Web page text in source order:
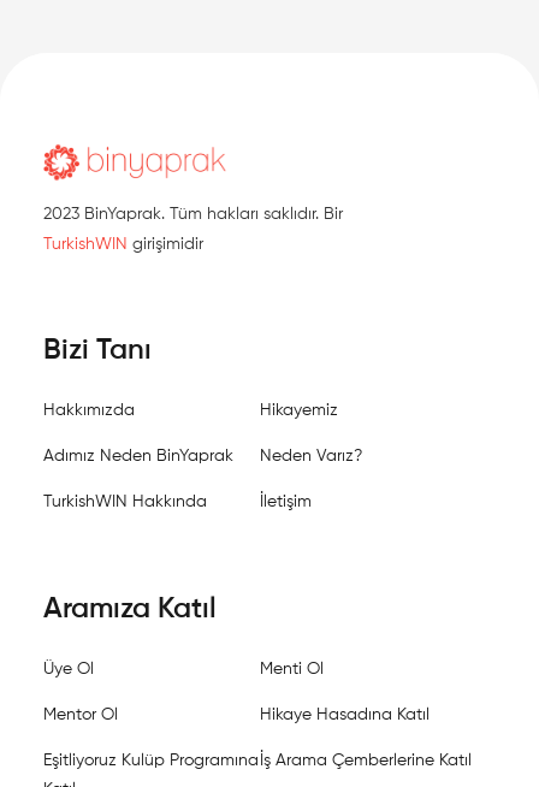
2023 BinYaprak. Tüm hakları saklıdır. Bir
TurkishWIN girişimidir
Bizi Tanı
Hakkımızda Hikayemiz
Adımız Neden BinYaprak Neden Varız?
TurkishWIN Hakkında İletişim
Aramıza Katıl
Üye Ol Menti Ol
Mentor Ol Hikaye Hasadına Katıl
Eşitliyoruz Kulüp Programına İş Arama Çemberlerine Katıl